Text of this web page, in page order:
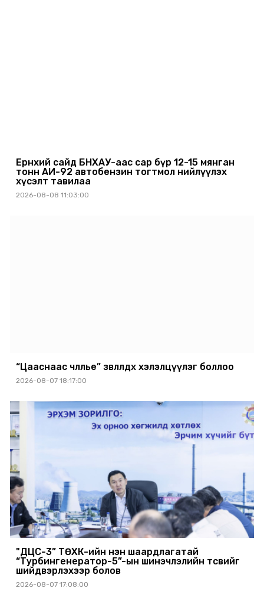
Ерөнхий сайд БНХАУ-аас сар бүр 12-15 мянган
тонн АИ-92 автобензин тогтмол нийлүүлэх
хүсэлт тавилаа
2026-08-08 11:03:00
“Цааснаас чөлөөлье” зөвлөлдөх хэлэлцүүлэг боллоо
2026-08-07 18:17:00
"ДЦС-3” ТӨХК-ийн нэн шаардлагатай
“Турбингенератор-5”-ын шинэчлэлийн төсвийг
шийдвэрлэхээр болов
2026-08-07 17:08:00